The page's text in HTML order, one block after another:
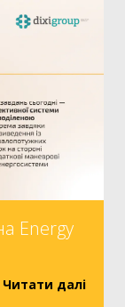
Energy
Читати далі